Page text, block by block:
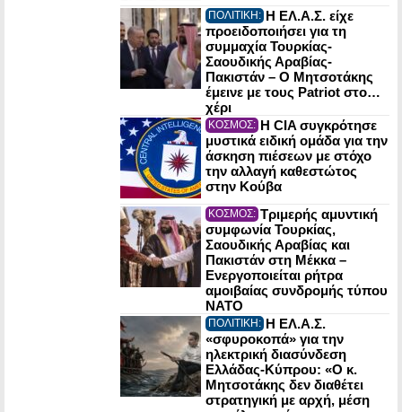
ΠΟΛΙΤΙΚΗ: Η ΕΛ.Α.Σ. είχε
προειδοποιήσει για τη
συμμαχία Τουρκίας-
Σαουδικής Αραβίας-
Πακιστάν – Ο Μητσοτάκης
έμεινε με τους Patriot στο…
χέρι
ΚΟΣΜΟΣ: Η CIA συγκρότησε
μυστικά ειδική ομάδα για την
άσκηση πιέσεων με στόχο
την αλλαγή καθεστώτος
στην Κούβα
ΚΟΣΜΟΣ: Τριμερής αμυντική
συμφωνία Τουρκίας,
Σαουδικής Αραβίας και
Πακιστάν στη Μέκκα –
Ενεργοποιείται ρήτρα
αμοιβαίας συνδρομής τύπου
NATO
ΠΟΛΙΤΙΚΗ: Η ΕΛ.Α.Σ.
«σφυροκοπά» για την
ηλεκτρική διασύνδεση
Ελλάδας-Κύπρου: «Ο κ.
Μητσοτάκης δεν διαθέτει
στρατηγική με αρχή, μέση